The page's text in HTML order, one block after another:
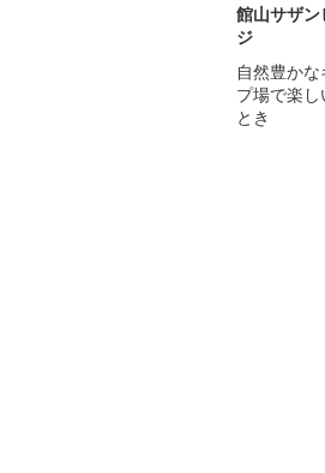
館山サザン
ジ
自然豊かな
プ場で楽し
とき